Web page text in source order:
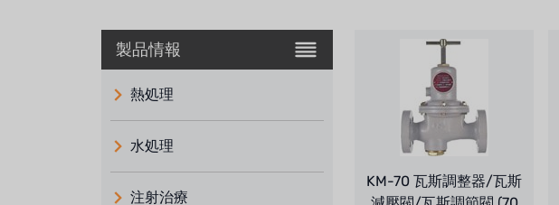
製品情報
熱処理
水処理
注射治療
KM-70 瓦斯調整器/瓦斯